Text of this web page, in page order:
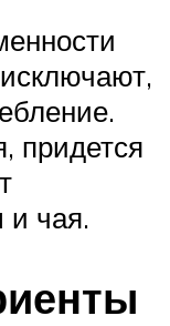
придется
и чая.